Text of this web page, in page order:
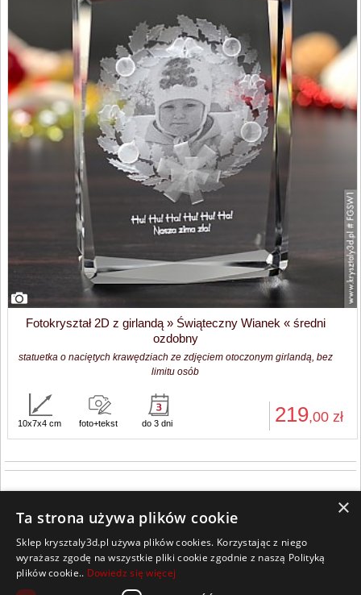
Fotokryształ 2D z girlandą » Świąteczny Wianek « średni
ozdobny
statuetka o naciętych krawędziach ze zdjęciem otoczonym girlandą, bez
limitu osób
219,00 zł
10x7x4 cm foto+tekst do 3 dni
Wszelkie prawa zastrzeżone
Kontakt Współpraca Regulamin
×
Ta strona używa plików cookie
Sklep krysztaly3d.pl używa plików cookies. Korzystając z niego
wyrażasz zgodę na wszystkie pliki cookie zgodnie z naszą Polityką
plików cookie.. Dowiedz się więcej